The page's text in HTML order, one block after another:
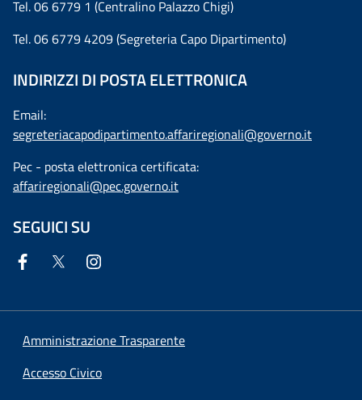
Tel. 06 6779 1 (Centralino Palazzo Chigi)
Tel. 06 6779 4209 (Segreteria Capo Dipartimento)
INDIRIZZI DI POSTA ELETTRONICA
Email:
segreteriacapodipartimento.affariregionali@governo.it
Pec - posta elettronica certificata:
affariregionali@pec.governo.it
SEGUICI SU
Amministrazione Trasparente
Accesso Civico